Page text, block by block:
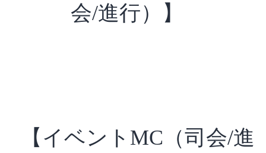
会/進行）】
【イベントMC（司会/進